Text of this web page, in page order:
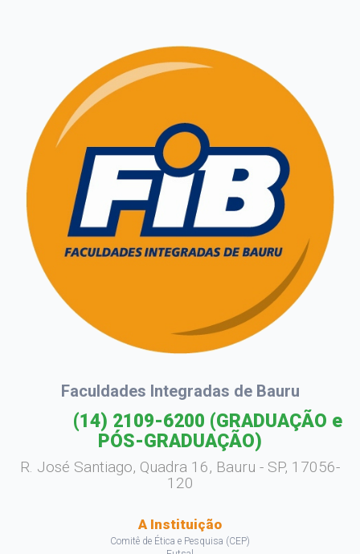
Faculdades Integradas de Bauru
(14) 2109-6200 (GRADUAÇÃO e
PÓS-GRADUAÇÃO)
R. José Santiago, Quadra 16, Bauru - SP, 17056-
120
A Instituição
Comitê de Ética e Pesquisa (CEP)